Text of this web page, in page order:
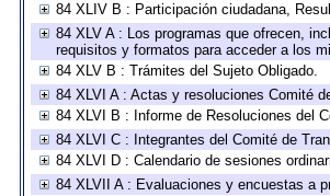
84 XLIV B : Participación ciudadana,
84 XLV A : Los programas que ofrecen,
requisitos y formatos para acceder a los
84 XLV B : Trámites del Sujeto Obligado.
84 XLVI A : Actas y resoluciones Comité
84 XLVI B : Informe de Resoluciones del
84 XLVI C : Integrantes del Comité de
84 XLVI D : Calendario de sesiones
84 XLVII A : Evaluaciones y encuestas a